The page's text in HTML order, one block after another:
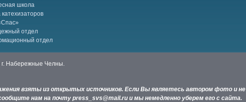
школа
отдел
отдел
Набережные Челны.
взяты из открытых источников. Если Вы являетесь автором фото и не
нам на почту press_svs@mail.ru и мы немедленно уберем его с сайта.